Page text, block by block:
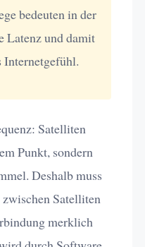
bedeuten in der
Latenz und damit
Internetgefühl.
Satelliten
Punkt, sondern
Deshalb muss
Satelliten
merklich